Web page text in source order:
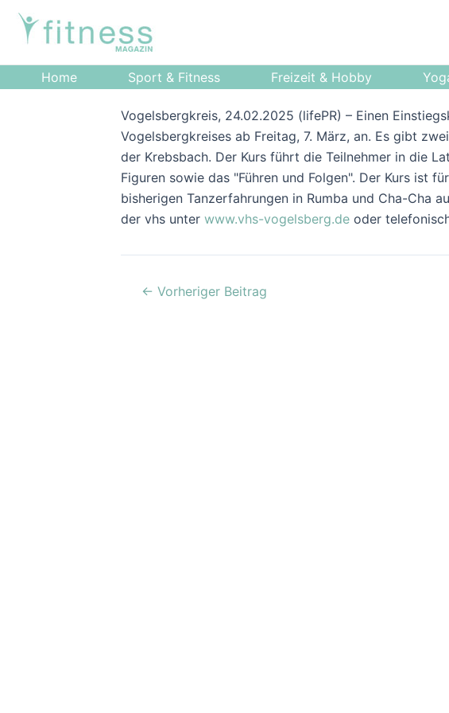
Zum
Inhalt
Home
Sport & Fitness Freizeit & Hobby
Vogelsbergkreis, 24.02.2025 (lifePR) – Einen
Vogelsbergkreises ab Freitag, 7. März, an. Es gibt
der Krebsbach. Der Kurs führt die Teilnehmer in die
Figuren sowie das "Führen und Folgen". Der Kurs ist
bisherigen Tanzerfahrungen in Rumba und Cha-Cha
der vhs unter www.vhs-vogelsberg.de oder
navigation
← Vorheriger Beitrag